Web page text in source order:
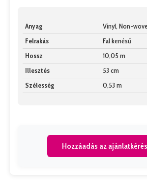
Anyag
Vinyl, Non-
Felrakás
Fal kenésű
Hossz
10,05 m
Illesztés
53 cm
Szélesség
0,53 m
Hozzáadás az